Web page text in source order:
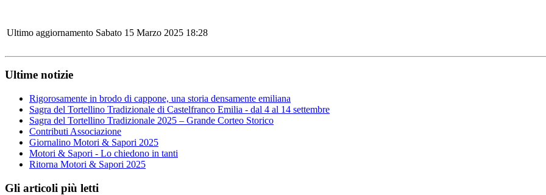
Ultimo aggiornamento Sabato 15 Marzo 2025 18:28
Ultime notizie
Rigorosamente in brodo di cappone, una storia densamente emiliana
Sagra del Tortellino Tradizionale di Castelfranco Emilia - dal 4 al 14 settembre
Sagra del Tortellino Tradizionale 2025 – Grande Corteo Storico
Contributi Associazione
Giornalino Motori & Sapori 2025
Motori & Sapori - Lo chiedono in tanti
Ritorna Motori & Sapori 2025
Gli articoli più letti